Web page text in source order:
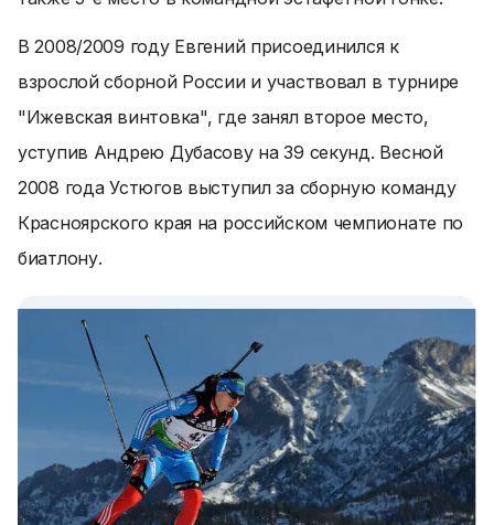
В 2008/2009 году Евгений присоединился к
взрослой сборной России и участвовал в турнире
"Ижевская винтовка", где занял второе место,
уступив Андрею Дубасову на 39 секунд. Весной
2008 года Устюгов выступил за сборную команду
Красноярского края на российском чемпионате по
биатлону.